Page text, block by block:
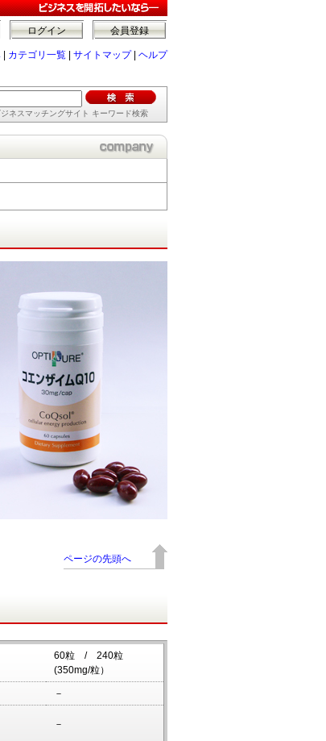
会員登録
ログイン
カテゴリ一覧 サイトマップ| ヘルプ
ネスマッチングサイト キーワード検索
ページの先頭へ
60粒 / 240粒
(350mg/粒）
－
－